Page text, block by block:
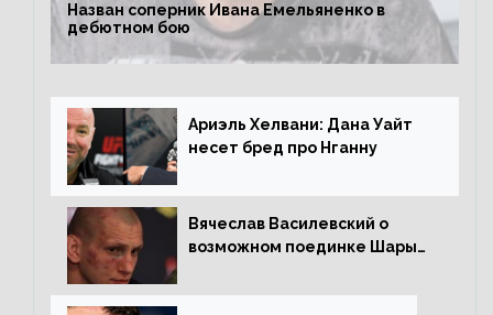
Назван соперник Ивана Емельяненко в
дебютном бою
Ариэль Хелвани: Дана Уайт
несет бред про Нганну
Вячеслав Василевский о
возможном поединке Шары
Копыловым